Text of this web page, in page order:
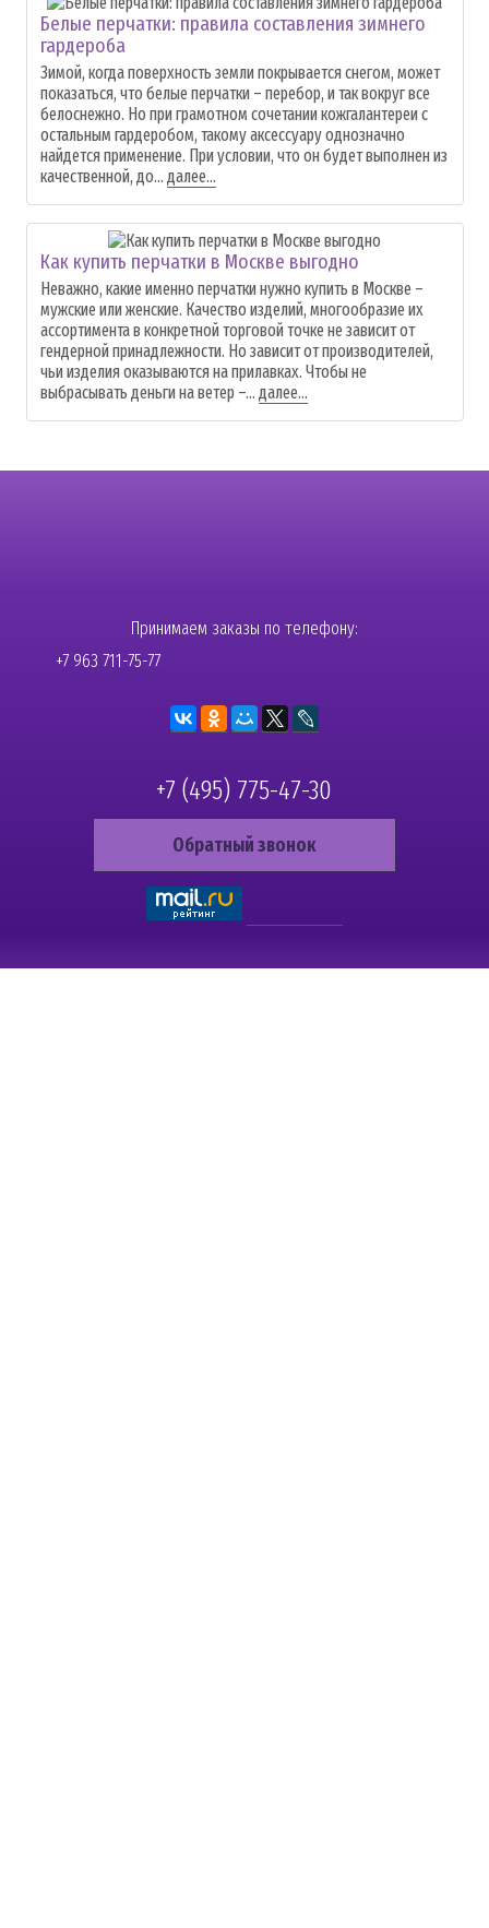
Белые перчатки: правила составления зимнего
гардероба
Зимой, когда поверхность земли покрывается снегом, может
показаться, что белые перчатки – перебор, и так вокруг все
белоснежно. Но при грамотном сочетании кожгалантереи с
остальным гардеробом, такому аксессуару однозначно
найдется применение. При условии, что он будет выполнен из
качественной, до... далее...
Как купить перчатки в Москве выгодно
Неважно, какие именно перчатки нужно купить в Москве –
мужские или женские. Качество изделий, многообразие их
ассортимента в конкретной торговой точке не зависит от
гендерной принадлежности. Но зависит от производителей,
чьи изделия оказываются на прилавках. Чтобы не
выбрасывать деньги на ветер –... далее...
Принимаем заказы по телефону:
+7 963 711-75-77
+7 (495) 775-47-30
Обратный звонок